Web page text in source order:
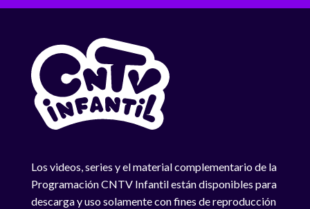
Los videos, series y el material complementario de la
Programación CNTV Infantil están disponibles para
descarga y uso solamente con fines de reproducción